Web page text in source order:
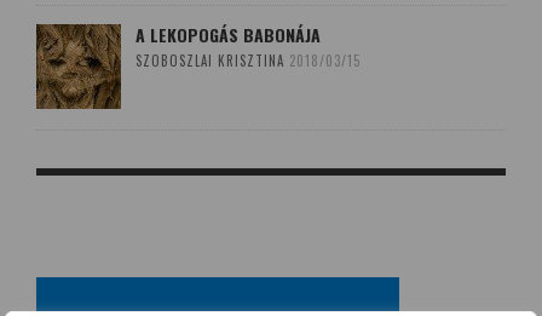
A LEKOPOGÁS BABONÁJA
SZOBOSZLAI KRISZTINA 2018/03/15